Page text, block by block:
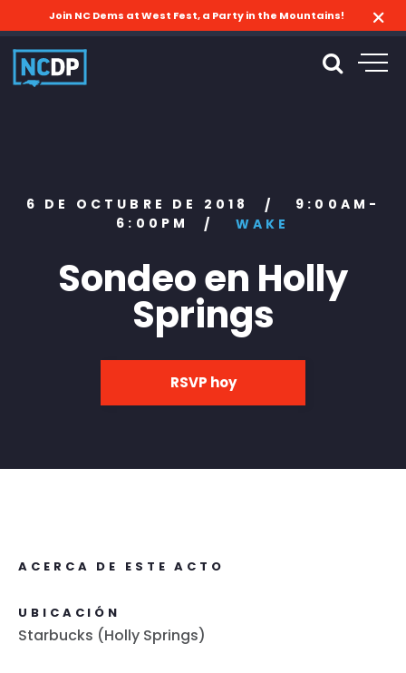
Join NC Dems at West Fest, a Party in the Mountains!
6 DE OCTUBRE DE 2018 /
9:00AM-
6:00PM
/ WAKE
Sondeo en Holly
Springs
RSVP hoy
ACERCA DE ESTE ACTO
UBICACIÓN
Starbucks (Holly Springs)